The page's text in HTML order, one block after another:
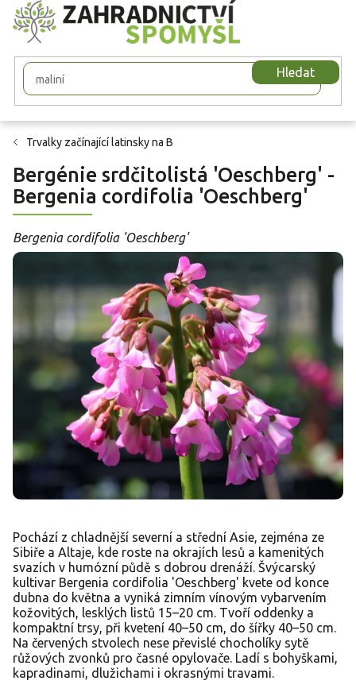
Přejít
na
obsah
Hledat
Trvalky začínající latinsky na B
Bergénie srdčitolistá 'Oeschberg' -
Bergenia cordifolia 'Oeschberg'
Bergenia cordifolia 'Oeschberg'
Pochází z chladnější severní a střední Asie, zejména ze
Sibiře a Altaje, kde roste na okrajích lesů a kamenitých
svazích v humózní půdě s dobrou drenáží. Švýcarský
kultivar Bergenia cordifolia 'Oeschberg' kvete od konce
dubna do května a vyniká zimním vínovým vybarvením
kožovitých, lesklých listů 15–20 cm. Tvoří oddenky a
kompaktní trsy, při kvetení 40–50 cm, do šířky 40–50 cm.
Na červených stvolech nese převislé chocholíky sytě
růžových zvonků pro časné opylovače. Ladí s bohyškami,
kapradinami, dlužichami i okrasnými travami.